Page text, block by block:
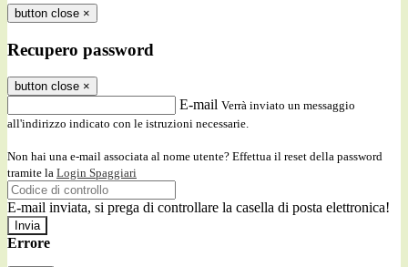
button close ×
Recupero password
button close ×
E-mail Verrà inviato un messaggio
all'indirizzo indicato con le istruzioni necessarie.
Non hai una e-mail associata al nome utente? Effettua il reset della password
tramite la Login Spaggiari
E-mail inviata, si prega di controllare la casella di posta elettronica!
Errore